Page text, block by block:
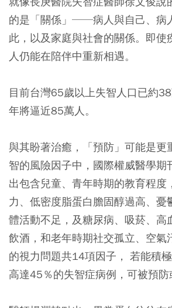
的是「關係」──病人與自己、病
此，以及家庭與社會的關係。即使
人仍能在陪伴中重新相遇。
目前台灣65歲以上失智人口已約
年將逼近85萬人。
與其盼著治癒，「預防」可能是更
智的風險因子中，國際權威醫學期
出包含兒童、青年時期的教育程度
力、低密度脂蛋白膽固醇過高、憂
體活動不足，及糖尿病、吸菸、高
飲酒，和老年時期社交孤立、空氣
的視力問題共14項因子， 若能積
高達45％的失智症病例，可被預防